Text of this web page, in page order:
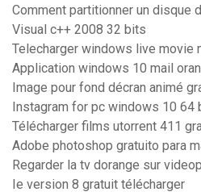
Comment partitionner un disque
Visual c++ 2008 32 bits
Telecharger windows live movie
Application windows 10 mail
Image pour fond décran animé
Instagram for pc windows 10 64
Télécharger films utorrent 411
Adobe photoshop gratuito para
Regarder la tv dorange sur
Ie version 8 gratuit télécharger